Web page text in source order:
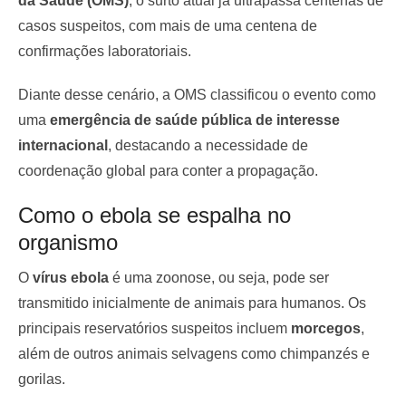
casos suspeitos, com mais de uma centena de
confirmações laboratoriais.
Diante desse cenário, a OMS classificou o evento como
uma emergência de saúde pública de interesse
internacional , destacando a necessidade de
coordenação global para conter a propagação.
Como o ebola se espalha no
organismo
O vírus ebola é uma zoonose, ou seja, pode ser
transmitido inicialmente de animais para humanos. Os
principais reservatórios suspeitos incluem morcegos,
além de outros animais selvagens como chimpanzés e
gorilas.